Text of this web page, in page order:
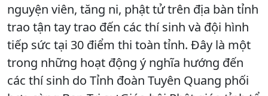
nguyện viên, tăng ni, phật tử trên địa bàn tỉnh
trao tận tay trao đến các thí sinh và đội hình
tiếp sức tại 30 điểm thi toàn tỉnh. Đây là một
trong những hoạt động ý nghĩa hướng đến
các thí sinh do Tỉnh đoàn Tuyên Quang phối